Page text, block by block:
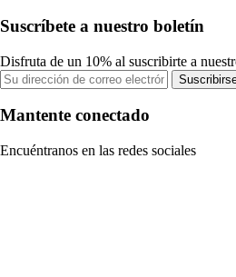
Suscríbete a nuestro boletín
Disfruta de un 10% al suscribirte a
Mantente conectado
Encuéntranos en las redes sociales